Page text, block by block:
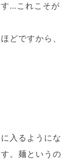
…これこそが
どですから、
入るようにな
。麺というの